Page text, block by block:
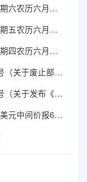
外贸简讯：2026年8月8日星期六农历六月廿六
外贸简讯：2026年8月7日星期五农历六月廿五
外贸简讯：2026年8月6日星期四农历六月廿四
海关总署公告2026年第112号（关于废止部分卫生检疫类规范性文件的公告）
海关总署公告2026年第111号（关于发布《进出境动植物检疫处理监督管理工作规定》《进出境卫生处理监督管理工作规定》的公告）
2026年8月7日周五人民币对美元中间价报6.7904调贬9个基点